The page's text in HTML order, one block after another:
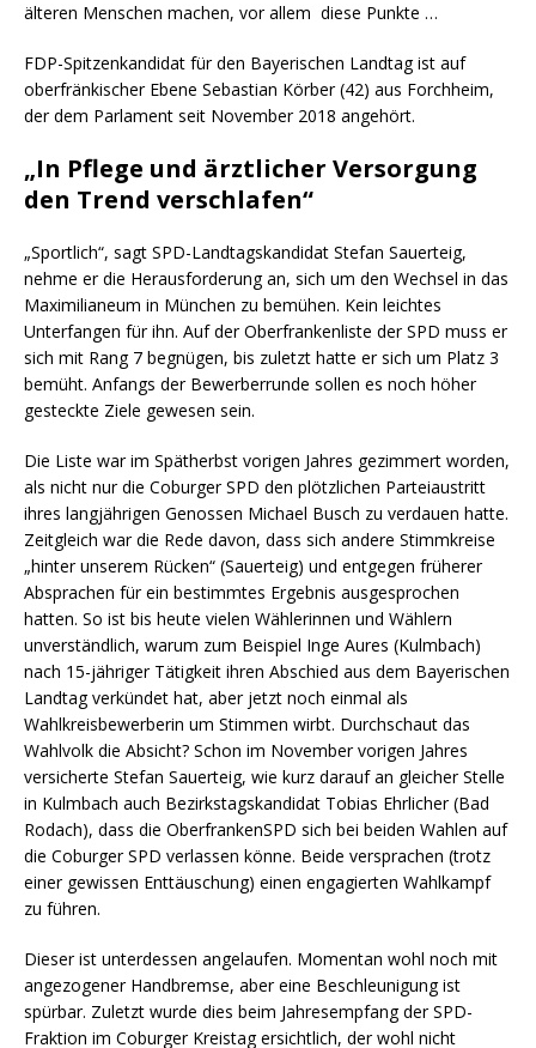
älteren Menschen machen, vor allem diese Punkte …
FDP-Spitzenkandidat für den Bayerischen Landtag ist auf
oberfränkischer Ebene Sebastian Körber (42) aus Forchheim,
der dem Parlament seit November 2018 angehört.
„In Pflege und ärztlicher Versorgung
den Trend verschlafen“
„Sportlich“, sagt SPD-Landtagskandidat Stefan Sauerteig,
nehme er die Herausforderung an, sich um den Wechsel in das
Maximilianeum in München zu bemühen. Kein leichtes
Unterfangen für ihn. Auf der Oberfrankenliste der SPD muss er
sich mit Rang 7 begnügen, bis zuletzt hatte er sich um Platz 3
bemüht. Anfangs der Bewerberrunde sollen es noch höher
gesteckte Ziele gewesen sein.
Die Liste war im Spätherbst vorigen Jahres gezimmert worden,
als nicht nur die Coburger SPD den plötzlichen Parteiaustritt
ihres langjährigen Genossen Michael Busch zu verdauen hatte.
Zeitgleich war die Rede davon, dass sich andere Stimmkreise
„hinter unserem Rücken“ (Sauerteig) und entgegen früherer
Absprachen für ein bestimmtes Ergebnis ausgesprochen
hatten. So ist bis heute vielen Wählerinnen und Wählern
unverständlich, warum zum Beispiel Inge Aures (Kulmbach)
nach 15-jähriger Tätigkeit ihren Abschied aus dem Bayerischen
Landtag verkündet hat, aber jetzt noch einmal als
Wahlkreisbewerberin um Stimmen wirbt. Durchschaut das
Wahlvolk die Absicht? Schon im November vorigen Jahres
versicherte Stefan Sauerteig, wie kurz darauf an gleicher Stelle
in Kulmbach auch Bezirkstagskandidat Tobias Ehrlicher (Bad
Rodach), dass die OberfrankenSPD sich bei beiden Wahlen auf
die Coburger SPD verlassen könne. Beide versprachen (trotz
einer gewissen Enttäuschung) einen engagierten Wahlkampf
zu führen.
Dieser ist unterdessen angelaufen. Momentan wohl noch mit
angezogener Handbremse, aber eine Beschleunigung ist
spürbar. Zuletzt wurde dies beim Jahresempfang der SPD-
Fraktion im Coburger Kreistag ersichtlich, der wohl nicht